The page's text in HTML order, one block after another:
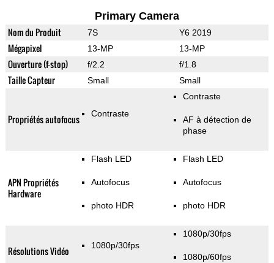
Primary Camera
Nom du Produit 7S Y6 2019
Mégapixel 13-MP 13-MP
Ouverture (f-stop) f/2.2 f/1.8
Taille Capteur Small Small
Propriétés autofocus Contraste
Contraste
AF à détection de
phase
APN Propriétés
Hardware
Flash LED
Autofocus
photo HDR
Flash LED
Autofocus
photo HDR
Résolutions Vidéo 1080p/30fps
1080p/30fps
1080p/60fps